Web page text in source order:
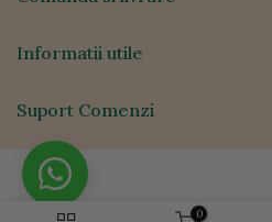
Informatii utile
Suport Comenzi
0